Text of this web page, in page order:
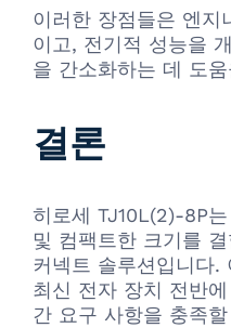
이러한 장점들은 엔지
이고, 전기적 성능을
을 간소화하는 데 도
결론
히로세 TJ10L(2)-8P
및 컴팩트한 크기를
커넥트 솔루션입니다.
최신 전자 장치 전반
간 요구 사항을 충족